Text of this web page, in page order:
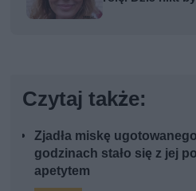
Czytaj także:
Zjadła miskę
godzinach stało się z jej
apetytem